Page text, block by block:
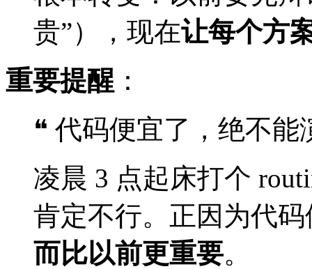
贵”），现在让每个方
重要提醒 ：
❝ 代码便宜了，绝不能
凌晨 3 点起床打个
肯定不行。正因为代
而比以前更重要。